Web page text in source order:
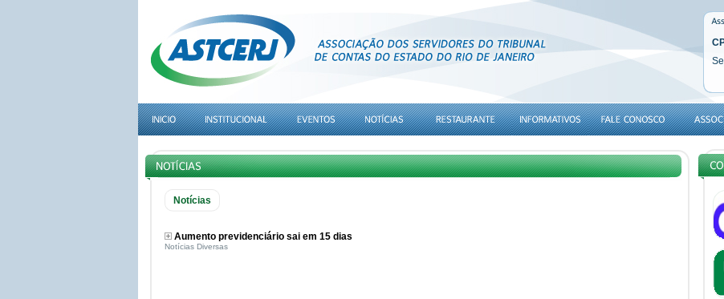
Notícias
Aumento previdenciário sai em 15 dias
Notícias Diversas